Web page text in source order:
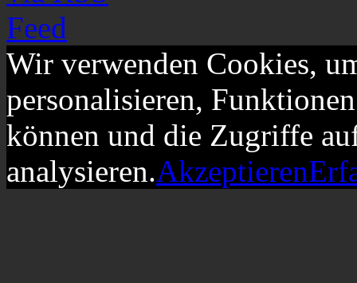
Wir verwenden Cookies,
personalisieren,
können und die Zugriffe
analysieren.Akzeptieren